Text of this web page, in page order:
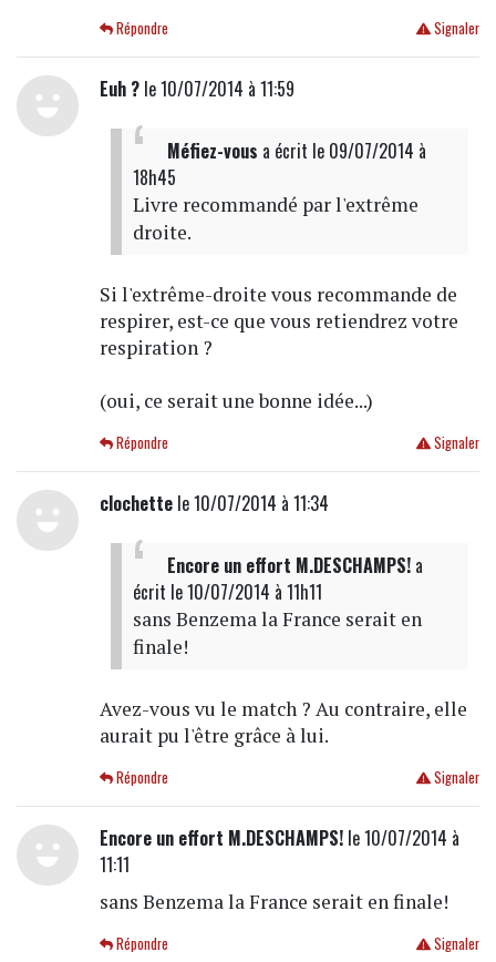
Signaler
Répondre
Euh ?le 10/07/2014 à 11:59
Méfiez-vous a écrit le 09/07/2014 à
18h45
Livre recommandé par l'extrême
droite.
Si l'extrême-droite vous recommande de
respirer, est-ce que vous retiendrez votre
respiration ?
(oui, ce serait une bonne idée...)
Signaler
Répondre
clochettele 10/07/2014 à 11:34
Encore un effort M.DESCHAMPS!a
écrit le 10/07/2014 à 11h11
sans Benzema la France serait en
finale!
Avez-vous vu le match ? Au contraire, elle
aurait pu l'être grâce à lui.
Signaler
Répondre
Encore un effort M.DESCHAMPS!le 10/07/2014 à
11:11
sans Benzema la France serait en finale!
Signaler
Répondre